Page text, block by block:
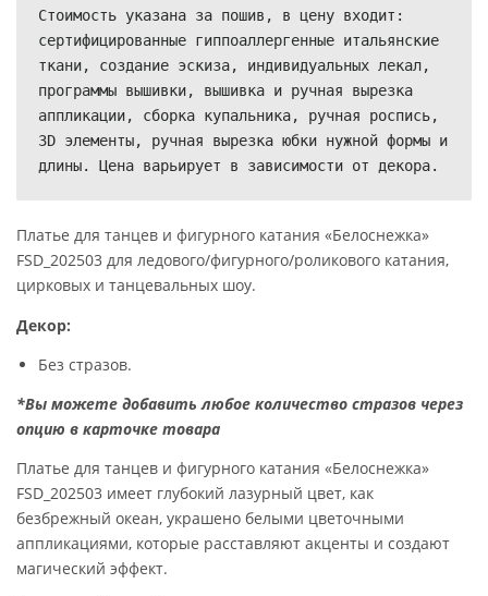
о
н
а
ч
а
л
ь
я
ц
е
с
с
т
а
в
л
я
л
щ
а
я
ц
е
а
5
0
.
.
Стоимость указана за пошив, в цену входит:
сертифицированные гиппоаллергенные итальянские
ткани, создание эскиза, индивидуальных лекал,
программы вышивки, вышивка и ручная вырезка
аппликации, сборка купальника, ручная роспись,
3D элементы, ручная вырезка юбки нужной формы и
длины. Цена варьирует в зависимости от декора.
Платье для танцев и фигурного катания «Белоснежка»
FSD_202503 для ледового/фигурного/роликового катания,
цирковых и танцевальных шоу.
Декор:
Без стразов.
*Вы можете добавить любое количество стразов через
опцию в карточке товара
Платье для танцев и фигурного катания «Белоснежка»
FSD_202503 имеет глубокий лазурный цвет, как
безбрежный океан, украшено белыми цветочными
аппликациями, которые расставляют акценты и создают
магический эффект.